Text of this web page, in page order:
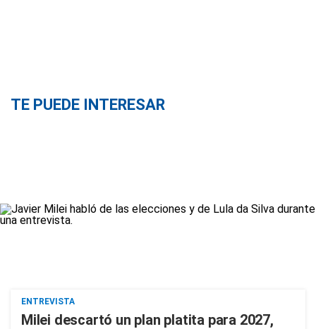
TE PUEDE INTERESAR
ENTREVISTA
Milei descartó un plan platita para 2027,